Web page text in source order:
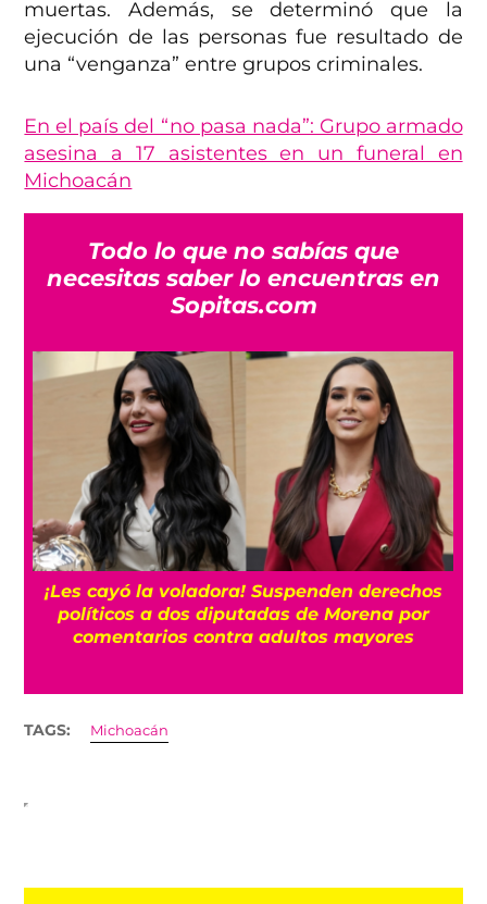
muertas. Además, se determinó que la
ejecución de las personas fue resultado de
una “venganza” entre grupos criminales.
En el país del “no pasa nada”: Grupo armado
asesina a 17 asistentes en un funeral en
Michoacán
Todo lo que no sabías que
necesitas saber lo encuentras en
Sopitas.com
¡Les cayó la voladora! Suspenden derechos
políticos a dos diputadas de Morena por
comentarios contra adultos mayores
TAGS: Michoacán